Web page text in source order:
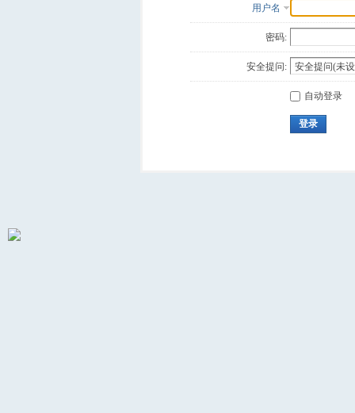
用户名
密码:
安全提问:
自动登录
登录